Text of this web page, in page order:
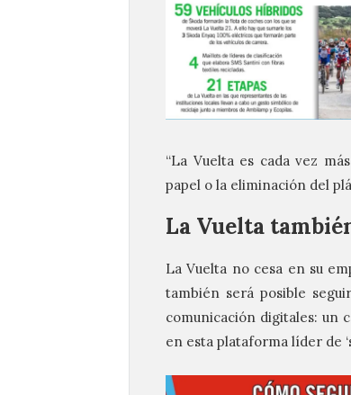
“La Vuelta es cada vez
papel o la eliminación del
La Vuelta
La Vuelta no cesa en su
también será posible
comunicación digitales: un
en esta plataforma líder de